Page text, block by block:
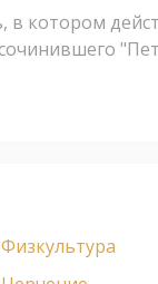
в котором